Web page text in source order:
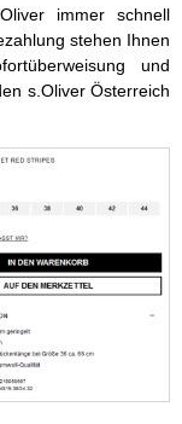
immer schnell
stehen Ihnen
und
s.Oliver Österreich